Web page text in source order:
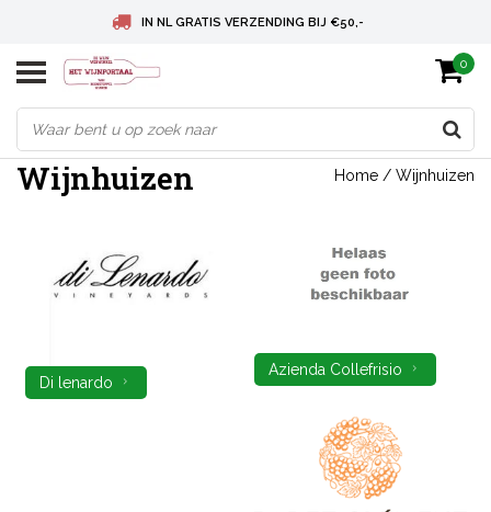
IN NL GRATIS VERZENDING BIJ €50,-
BELGIE GRATIS VERZENDING BIJ € 75
DEUTSCHLAND VERSANDKOSTENFREI AB € 75
0
Wijnhuizen Home / Wijnhuizen
Di lenardo
Azienda Collefrisio